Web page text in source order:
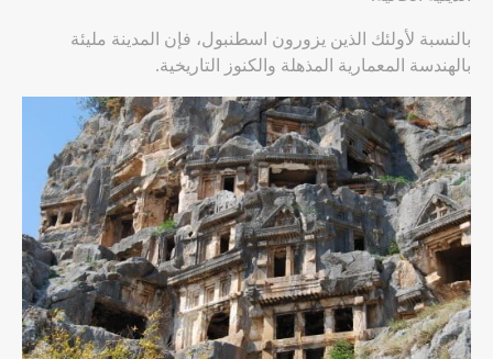
بالنسبة لأولئك الذين يزورون اسطنبول، فإن المدينة مليئة
بالهندسة المعمارية المذهلة والكنوز التاريخية.